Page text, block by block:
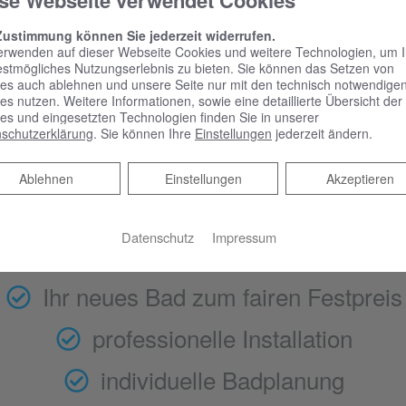
langjährige Erfahrung
in der Badsanierung
Sie sich entspannt
zurücklehnen.
Ist das neue Bad geplant
besprochen, folgen klare
dass Sie möglichst schnell Ihr
Wohlfühlbad erleben
Unsere Kompetenzen
Ihr neues Bad zum fairen Festpreis​
professionelle Installation​
individuelle Badplanung​
können Sie jederzeit widerrufen.
auf dieser Webseite Cookies und weitere Technologien, um
Nutzungserlebnis zu bieten. Sie können das Setzen von
auch ablehnen und unsere Seite nur mit den technisch notwendigen
nutzen. Weitere Informationen, sowie eine detaillierte Übersicht der
und eingesetzten Technologien finden Sie in unserer
. Sie können Ihre Einstellungen jederzeit ändern.
Akzeptieren
Einstellungen
Ablehnen
Ablehnen
Datenschutz Impressum